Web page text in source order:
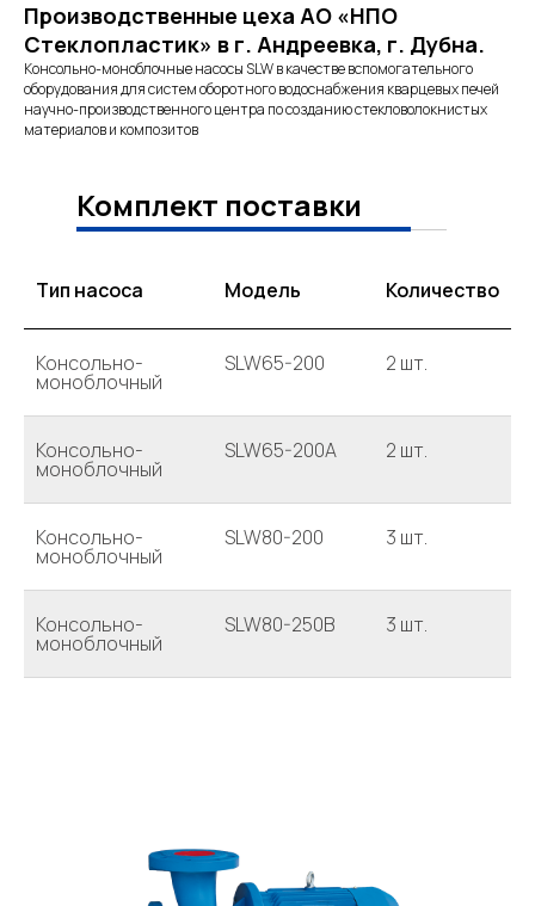
ООО "Эс-Эл Пампс" 2023г.
ИНН: 2543173627.
Производственные цеха АО «НПО
Стеклопластик» в г. Андреевка, г. Дубна.
Консольно-моноблочные насосы SLW в качестве вспомогательного
оборудования для систем оборотного водоснабжения кварцевых печей
научно-производственного центра по созданию стекловолокнистых
материалов и композитов
Комплект поставки
Тип насоса Модель Количество
Консольно-
моноблочный
SLW65-200 2 шт.
Консольно-
моноблочный
SLW65-200A 2 шт.
Консольно-
моноблочный
SLW80-200 3 шт.
Консольно-
моноблочный
SLW80-250B 3 шт.